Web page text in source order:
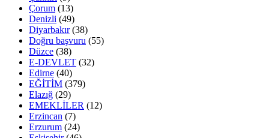
Çorum (13)
Denizli (49)
Diyarbakır(38)
Doğru başvuru (55)
Düzce (38)
E-DEVLET (32)
Edirne (40)
EĞİTİM (379)
Elazığ (29)
EMEKLİLER (12)
Erzincan (7)
Erzurum (24)